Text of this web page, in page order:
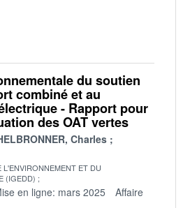
du soutien
combiné et au
- Rapport pour
des OAT vertes
Charles
ET DU
(IGEDD)
en ligne: mars 2025
Affaire